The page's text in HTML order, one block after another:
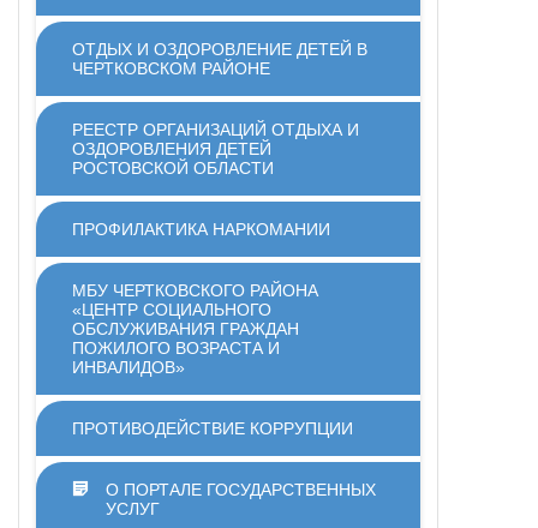
ОТДЫХ И ОЗДОРОВЛЕНИЕ ДЕТЕЙ В
ЧЕРТКОВСКОМ РАЙОНЕ
РЕЕСТР ОРГАНИЗАЦИЙ ОТДЫХА И
ОЗДОРОВЛЕНИЯ ДЕТЕЙ
РОСТОВСКОЙ ОБЛАСТИ
ПРОФИЛАКТИКА НАРКОМАНИИ
МБУ ЧЕРТКОВСКОГО РАЙОНА
«ЦЕНТР СОЦИАЛЬНОГО
ОБСЛУЖИВАНИЯ ГРАЖДАН
ПОЖИЛОГО ВОЗРАСТА И
ИНВАЛИДОВ»
ПРОТИВОДЕЙСТВИЕ КОРРУПЦИИ
О ПОРТАЛЕ ГОСУДАРСТВЕННЫХ
УСЛУГ